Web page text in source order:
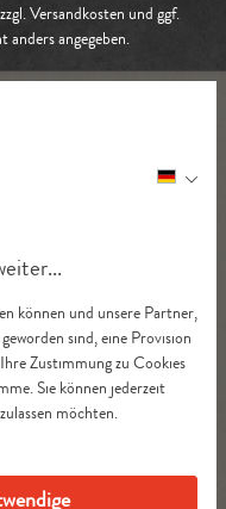
können und unsere Partner,
sind, eine Provision
Zustimmung zu Cookies
Sie können jederzeit
möchten.
Versandkosten und ggf.
anders angegeben.